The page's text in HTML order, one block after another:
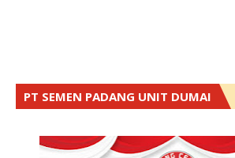
PT SEMEN PADANG UNIT DUMAI